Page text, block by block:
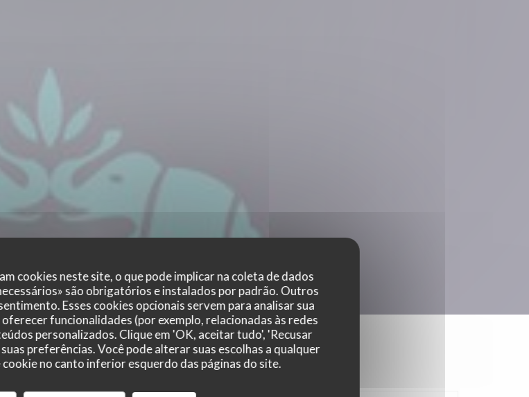
cookies neste site, o que pode implicar na coleta de dados
são obrigatórios e instalados por padrão. Outros
Esses cookies opcionais servem para analisar sua
funcionalidades (por exemplo, relacionadas às redes
personalizados. Clique em 'OK, aceitar tudo', 'Recusar
preferências. Você pode alterar suas escolhas a qualquer
no canto inferior esquerdo das páginas do site.